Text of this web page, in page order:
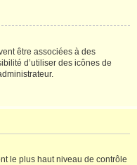
être associées à des
d’utiliser des icônes de
le plus haut niveau de contrôle